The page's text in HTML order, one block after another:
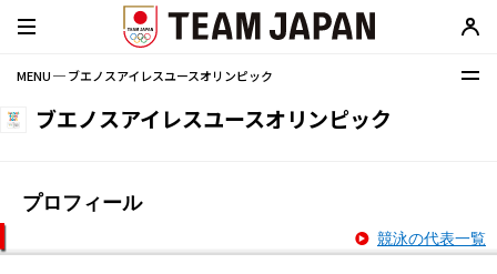
MENU ─ ブエノスアイレスユースオリンピック
ブエノスアイレスユースオリンピック
プロフィール
競泳の代表一覧